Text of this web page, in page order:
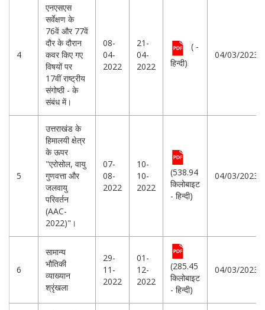
4
एनएसएस
सर्वेक्षण के
76वें और 77वें
दौर के दौरान
कवर किए गए
विषयों पर
17वीं राष्ट्रीय
संगोष्ठी - के
संबंध में।
08-
04-
2022
21-
04-
2022
( -
हिन्दी)
04/03/2023
5
उत्तराखंड के
हिमालयी क्षेत्र
के ऊपर
"एरोसोल, वायु
गुणवत्ता और
जलवायु
परिवर्तन
(AAC-
2022)"।
07-
08-
2022
10-
10-
2022
(538.94
किलोबाइट
- हिन्दी)
04/03/2023
6
सामान्य
भौतिकी
व्याख्यान
श्रृंखला
29-
11-
2022
01-
12-
2022
(285.45
किलोबाइट
- हिन्दी)
04/03/2023